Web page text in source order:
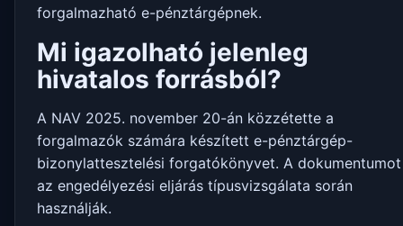
forgalmazható e-pénztárgépnek.
Mi igazolható jelenleg
hivatalos forrásból?
A NAV 2025. november 20-án közzétette a
forgalmazók számára készített e-pénztárgép-
bizonylattesztelési forgatókönyvet. A dokumentumot
az engedélyezési eljárás típusvizsgálata során
használják.